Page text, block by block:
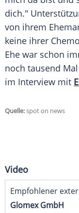
dich."
von ihrem
keine ihrer
Ehe war schon
noch tausend
im Interview mit
Quelle:spot on news
Video
Empfohlener
Glomex GmbH